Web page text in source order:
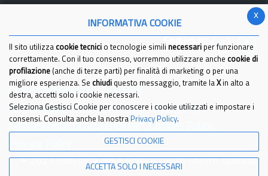
Seguici su:
Come raggiungerci
Link Utili
IBAN e pagamenti informatici
Partita Iva
Cookies Policy
© 2021 Provincia della Spezia - Tutti i diritti riservati
x
INFORMATIVA COOKIE
Il sito utilizza cookie tecnici o tecnologie simili necessari per funzionare
correttamente. Con il tuo consenso, vorremmo utilizzare anche cookie di
profilazione (anche di terze parti) per finalità di marketing o per una
migliore esperienza. Se chiudi questo messaggio, tramite la Xin alto a
destra, accetti solo i cookie necessari.
Seleziona Gestisci Cookie per conoscere i cookie utilizzati e impostare i
consensi. Consulta anche la nostra Privacy Policy.
GESTISCI COOKIE
ACCETTA SOLO I NECESSARI